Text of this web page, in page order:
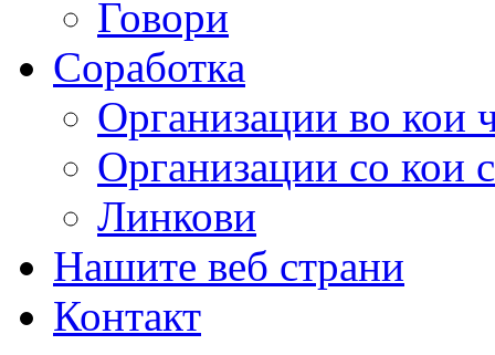
Говори
Соработка
Организации во кои
Организации со кои
Линкови
Нашите веб страни
Контакт